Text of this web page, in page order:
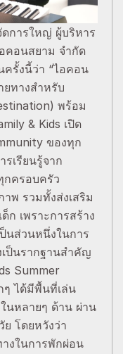
การใหญ่ ผู้บริหาร
คอนสยาม จำกัด
รั้งนี้ว่า “ไอคอน
ยทางสำหรับ
พร้อม
& Kids เปิด
ของทุก
เรียนรู้จาก
กครอบครัว
พ รวมทั้งส่งเสริม
ก เพราะการสร้าง
นส่วนหนึ่งในการ
ป็นรากฐานสำคัญ
Summer
ๆ ได้มีพื้นที่เล่น
นหลายๆ ด้าน ผ่าน
โดยหวังว่า
งในการพักผ่อน